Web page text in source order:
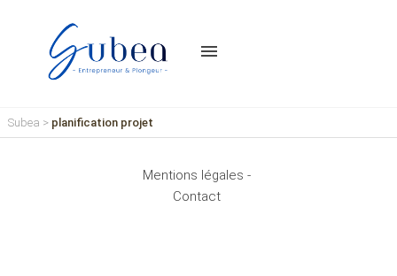
menu
Subea > planification projet
Mentions légales -
Contact